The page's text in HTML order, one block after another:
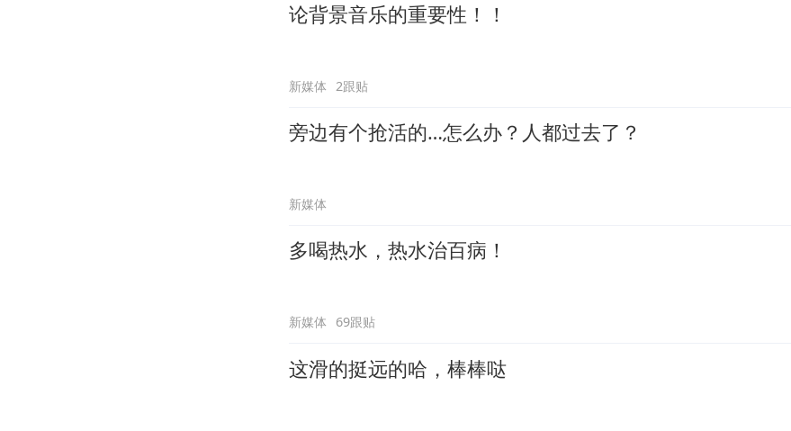
论背景音乐的重要性！！
新媒体 2跟贴
旁边有个抢活的…怎么办？人都过去了？
新媒体
多喝热水，热水治百病！
新媒体 69跟贴
这滑的挺远的哈，棒棒哒